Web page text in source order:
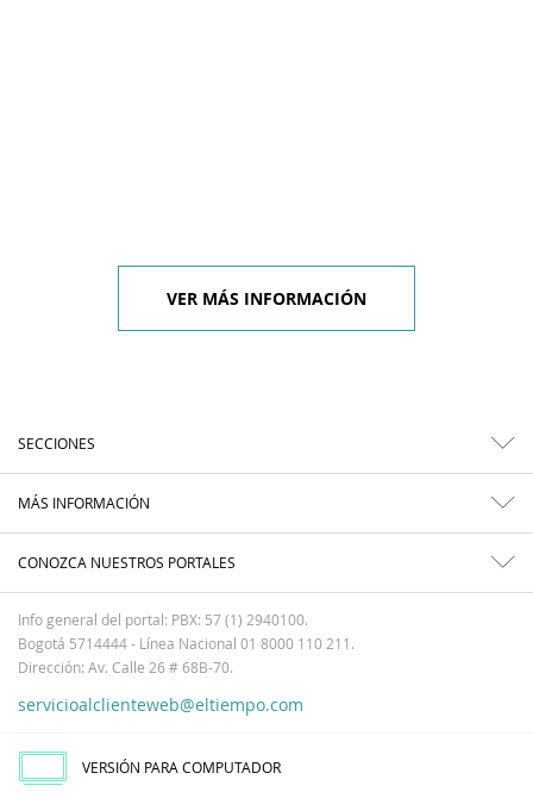
VER MÁS INFORMACIÓN
SECCIONES
MÁS INFORMACIÓN
CONOZCA NUESTROS PORTALES
Info general del portal: PBX: 57 (1) 2940100.
Bogotá 5714444 - Línea Nacional 01 8000 110 211.
Dirección: Av. Calle 26 # 68B-70.
servicioalclienteweb@eltiempo.com
VERSIÓN PARA COMPUTADOR